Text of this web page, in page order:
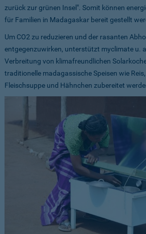
zurück zur grünen Insel". Somit können
für Familien in Madagaskar bereit gestellt
Um CO2 zu reduzieren und der rasanten
entgegenzuwirken, unterstützt myclimate u.
Verbreitung von klimafreundlichen
traditionelle madagassische Speisen wie
Fleischsuppe und Hähnchen zubereitet